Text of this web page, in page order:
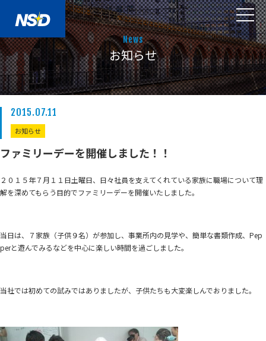
News
お知らせ
2015.07.11
お知らせ
ファミリーデーを開催しました！！
２０１５年７月１１日土曜日、日々社員を支えてくれている家族に職場について理
解を深めてもらう目的でファミリーデーを開催いたしました。
当日は、７家族（子供９名）が参加し、事業所内の見学や、簡単な書類作成、Pep
perと遊んでみるなどを中心に楽しい時間を過ごしました。
当社では初めての試みではありましたが、子供たちも大変楽しんでおりました。